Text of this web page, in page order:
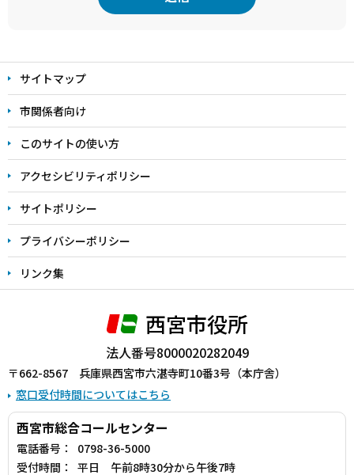
文
こ
こ
ま
で
サイトマップ
市関係者向け
このサイトの使い方
アクセシビリティポリシー
サイトポリシー
プライバシーポリシー
リンク集
西宮市役所
法人番号8000020282049
〒662-8567 兵庫県西宮市六湛寺町10番3号（本庁舎）
窓口受付時間についてはこちら
西宮市総合コールセンター
電話番号：
0798-36-5000
受付時間：
平日 午前8時30分から午後7時